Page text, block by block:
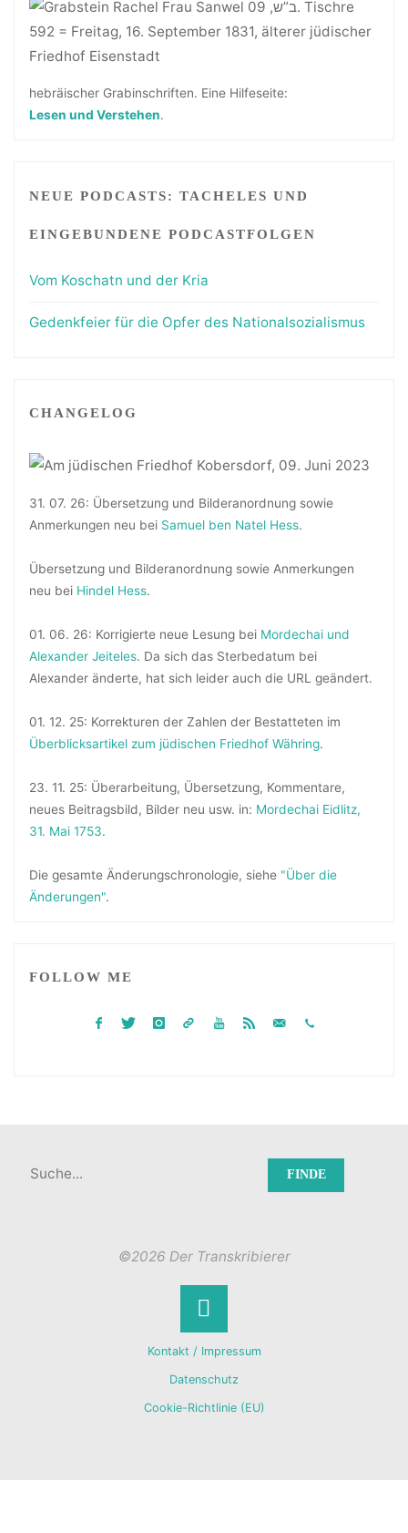
hebräischer Grabinschriften. Eine Hilfeseite:
Lesen und Verstehen.
NEUE PODCASTS: TACHELES UND
EINGEBUNDENE PODCASTFOLGEN
Vom Koschatn und der Kria
Gedenkfeier für die Opfer des Nationalsozialismus
CHANGELOG
31. 07. 26: Übersetzung und Bilderanordnung sowie
Anmerkungen neu bei Samuel ben Natel Hess.
Übersetzung und Bilderanordnung sowie Anmerkungen
neu bei Hindel Hess.
01. 06. 26: Korrigierte neue Lesung bei Mordechai und
Alexander Jeiteles. Da sich das Sterbedatum bei
Alexander änderte, hat sich leider auch die URL geändert.
01. 12. 25: Korrekturen der Zahlen der Bestatteten im
Überblicksartikel zum jüdischen Friedhof Währing.
23. 11. 25: Überarbeitung, Übersetzung, Kommentare,
neues Beitragsbild, Bilder neu usw. in: Mordechai Eidlitz,
31. Mai 1753.
Die gesamte Änderungschronologie, siehe "Über die
Änderungen".
FOLLOW ME
Suchen
©2026 Der Transkribierer
Kontakt / Impressum
Datenschutz
Cookie-Richtlinie (EU)
Back
to